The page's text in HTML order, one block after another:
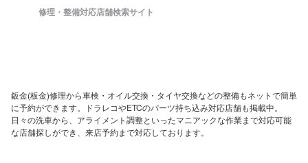
修理・整備対応店舗検索サイト
鈑金(板金)修理から車検・オイル交換・タイヤ交換などの整備もネットで簡単
に予約ができます。ドラレコやETCのパーツ持ち込み対応店舗も掲載中。
日々の洗車から、アライメント調整といったマニアックな作業まで対応可能
な店舗探しができ、来店予約まで対応しております。